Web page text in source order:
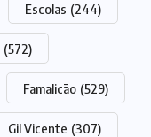
Escolas (244)
(572)
Famalicão (529)
Gil Vicente (307)